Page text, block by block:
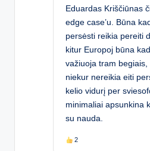
Eduardas Kriščiūnas
edge case’u. Būna
persėsti reikia pereiti
kitur Europoj būna
važiuoja tram begiais,
niekur nereikia eiti
kelio vidurį per
minimaliai apsunkina
su nauda.
2